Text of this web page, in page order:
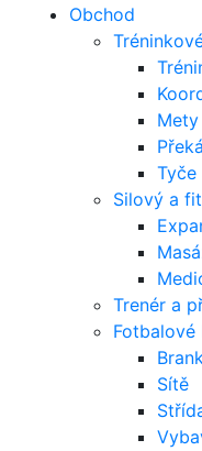
Obchod
Silový a
Trenér a
Sítě